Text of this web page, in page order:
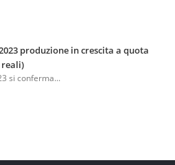
produzione in crescita a quota
reali)
si conferma...